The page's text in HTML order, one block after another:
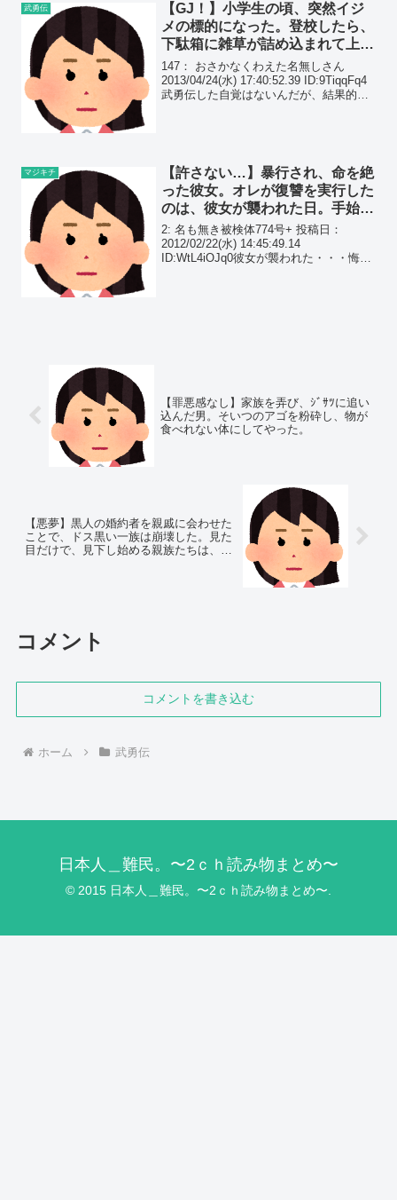
武勇伝
【GJ！】小学生の頃、突然イジ
メの標的になった。登校したら、
下駄箱に雑草が詰め込まれて上履
きがなくなっていた。そこで私
は…
147： おさかなくわえた名無しさん
2013/04/24(水) 17:40:52.39 ID:9TiqqFq4
武勇伝した自覚はないんだが、結果的に
マジキチ
【許さない…】暴行され、命を絶
った彼女。オレが復讐を実行した
のは、彼女が襲われた日。手始め
に犯人の後頭部を鈍器で殴りつ
け…
2: 名も無き被検体774号+ 投稿日：
2012/02/22(水) 14:45:49.14
ID:WtL4iOJq0彼女が襲われた・・・悔し
【罪悪感なし】家族を弄び、ｼﾞｻﾂに追い
込んだ男。そいつのアゴを粉砕し、物が
食べれない体にしてやった。
【悪夢】黒人の婚約者を親戚に会わせた
ことで、ドス黒い一族は崩壊した。見た
目だけで、見下し始める親族たちは、そ
コメント
コメントを書き込む
ホーム 武勇伝
日本人＿難民。〜2ｃｈ読み物まとめ〜
© 2015 日本人＿難民。〜2ｃｈ読み物まとめ〜.